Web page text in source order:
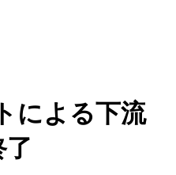
による下流